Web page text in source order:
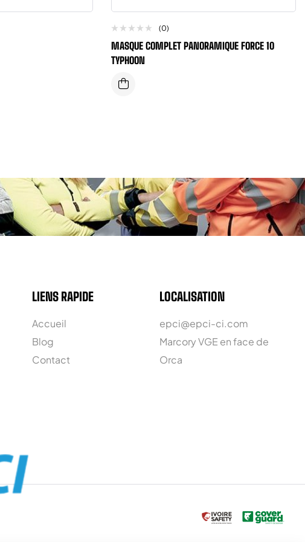
(0)
MASQUE COMPLET PANORAMIQUE FORCE 10
TYPHOON
LIENS RAPIDE
Accueil
Blog
Contact
LOCALISATION
epci@epci-ci.com
Marcory VGE en face de
Orca